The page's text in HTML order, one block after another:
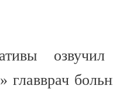
главврач